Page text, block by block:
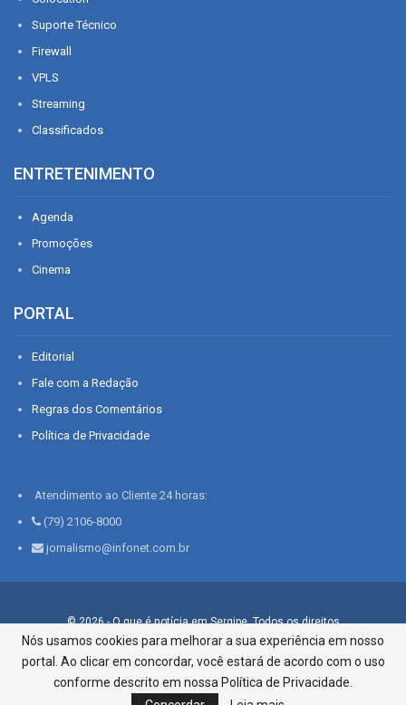
Suporte Técnico
Firewall
VPLS
Streaming
Classificados
ENTRETENIMENTO
Agenda
Promoções
Cinema
PORTAL
Editorial
Fale com a Redação
Regras dos Comentários
Política de Privacidade
Atendimento ao Cliente 24 horas:
(79) 2106-8000
jornalismo@infonet.com.br
© 2026 - O que é notícia em Sergipe. Todos os direitos
reservados.
Infonet - Rua Monsenhor Silveira 276, Bairro São José |
Aracaju-SE, CEP 49015-030, Fone: 79.2106.8000 - CI Centro de
Informações LTDA
Nós usamos cookies para melhorar a sua experiência em nosso
portal. Ao clicar em concordar, você estará de acordo com o uso
conforme descrito em nossa Política de Privacidade.